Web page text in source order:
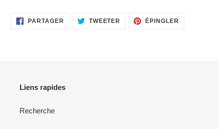
PARTAGER PARTAGER
SUR
TWEETER TWEETER
SUR
ÉPINGLER
Liens rapides
Recherche